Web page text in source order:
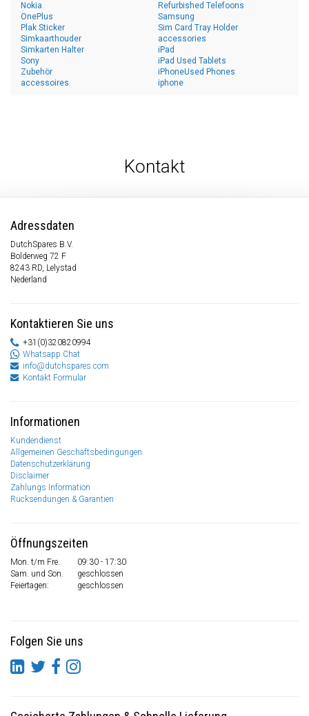
Nokia
OnePlus
Plak Sticker
Refurbished Telefoons
Samsung
Sim Card Tray Holder
Simkaarthouder
Simkarten Halter
Sony
Zubehör
accessoires
accessories
iPad
iPad Used Tablets
iPhoneUsed Phones
iphone
Kontakt
Adressdaten
DutchSpares B.V.
Bolderweg 72 F
8243 RD, Lelystad
Nederland
Kontaktieren Sie uns
+31(0)320820994
Whatsapp Chat
info@dutchspares.com
Kontakt Formular
Informationen
Kundendienst
Allgemeinen Geschäftsbedingungen
Datenschutzerklärung
Disclaimer
Zahlungs Information
Rücksendungen & Garantien
Öffnungszeiten
Mon. t/m Fre.
09:30 - 17:30
Sam. und Son.
geschlossen
Feiertagen:
geschlossen
Folgen Sie uns